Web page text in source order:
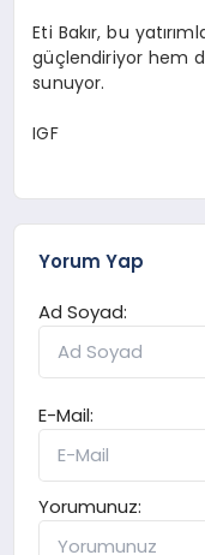
Eti Bakır, bu
güçlendiriyor hem
sunuyor.
IGF
Yorum Yap
Ad Soyad:
E-Mail:
Yorumunuz: